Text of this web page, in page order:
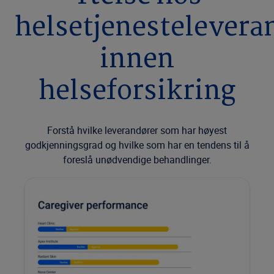
innen
helseforsikring
Forstå hvilke leverandører som har høyest
godkjenningsgrad og hvilke som har en tendens til å
foreslå unødvendige behandlinger.